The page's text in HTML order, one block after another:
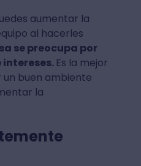
aumentar la
al hacerles
se preocupa por
intereses. Es la mejor
buen ambiente
la